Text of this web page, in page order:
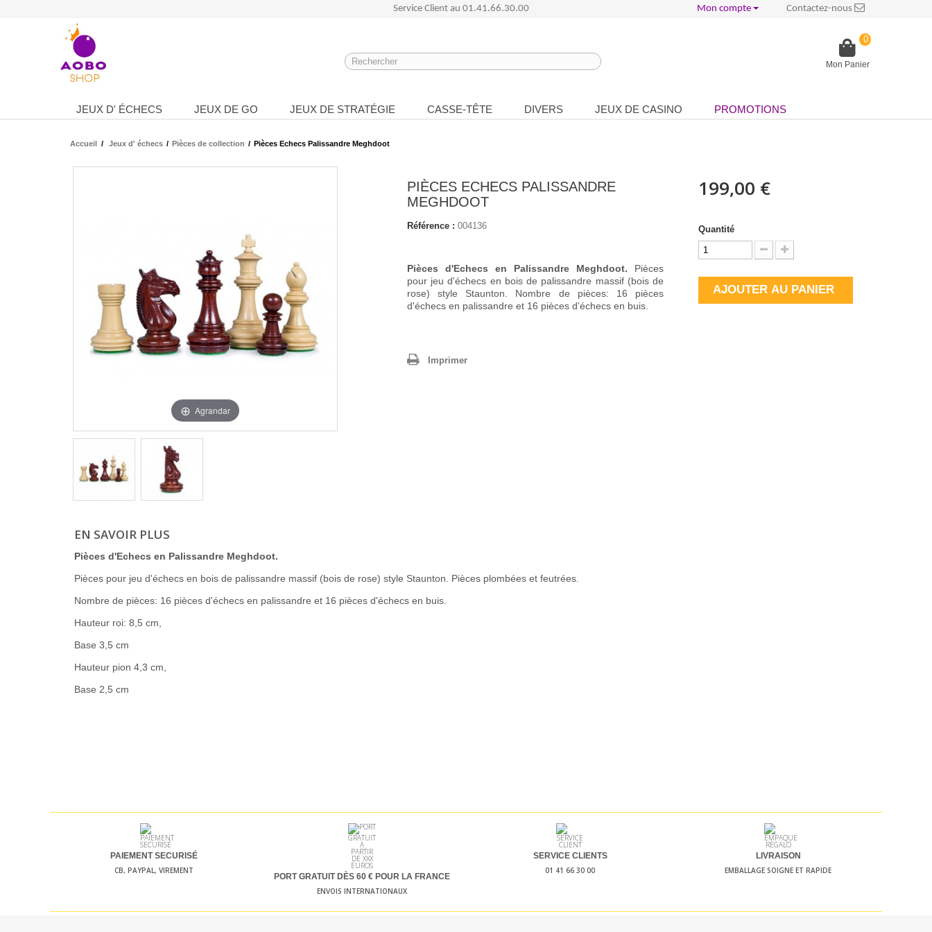
Contactez-nous
Service Client au 01.41.66.30.00 Mon compte
Mon Panier
0
JEUX D' ÉCHECS JEUX DE GO JEUX DE STRATÉGIE CASSE-TÊTE DIVERS JEUX DE CASINO PROMOTIONS
Accueil / Jeux d' échecs / Pièces de collection / Pièces Echecs Palissandre Meghdoot
Agrandar
PIÈCES ECHECS PALISSANDRE
MEGHDOOT
Référence : 004136
Pièces d'Echecs en Palissandre Meghdoot. Pièces
pour jeu d'échecs en bois de palissandre massif (bois de
rose) style Staunton. Nombre de pièces: 16 pièces
d'échecs en palissandre et 16 pièces d'échecs en buis.
Imprimer
199,00 €
Quantité
AJOUTER AU PANIER
EN SAVOIR PLUS
Pièces d'Echecs en Palissandre Meghdoot.
Pièces pour jeu d'échecs en bois de palissandre massif (bois de rose) style Staunton. Pièces plombées et feutrées.
Nombre de pièces: 16 pièces d'échecs en palissandre et 16 pièces d'échecs en buis.
Hauteur roi: 8,5 cm,
Base 3,5 cm
Hauteur pion 4,3 cm,
Base 2,5 cm
PAIEMENT SECURISÉ
CB, PAYPAL, VIREMENT
PORT GRATUIT DÈS 60 € POUR LA FRANCE
ENVOIS INTERNATIONAUX
SERVICE CLIENTS
01 41 66 30 00
LIVRAISON
EMBALLAGE SOIGNE ET RAPIDE